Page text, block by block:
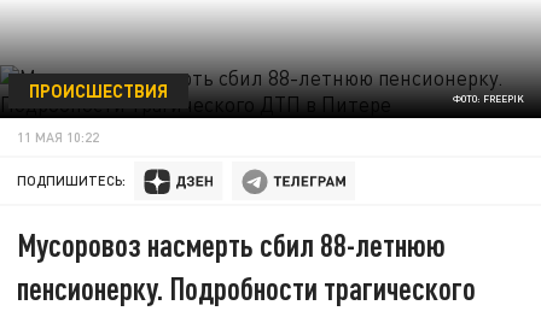
ФОТО: FREEPIK
ПРОИСШЕСТВИЯ
11 МАЯ 10:22
ПОДПИШИТЕСЬ:
Мусоровоз насмерть сбил 88-летнюю
пенсионерку. Подробности трагического